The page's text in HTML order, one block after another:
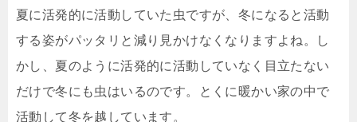
夏に活発的に活動していた虫ですが、冬になると活動
する姿がパッタリと減り見かけなくなりますよね。し
かし、夏のように活発的に活動していなく目立たない
だけで冬にも虫はいるのです。とくに暖かい家の中で
活動して冬を越しています。